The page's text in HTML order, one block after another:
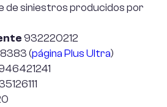
de siniestros producidos por
932220212
(página Plus Ultra)